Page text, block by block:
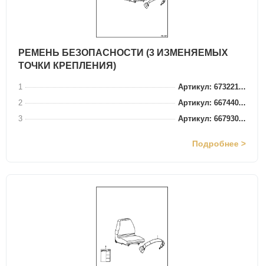
РЕМЕНЬ БЕЗОПАСНОСТИ (3 ИЗМЕНЯЕМЫХ
ТОЧКИ КРЕПЛЕНИЯ)
1
Артикул: 673221...
2
Артикул: 667440...
3
Артикул: 667930...
Подробнее >